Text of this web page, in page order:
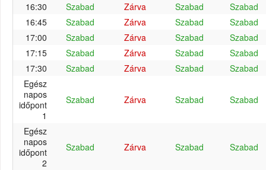
16:30 Szabad Zárva Szabad
Szabad
16:45
Szabad Zárva Szabad
Szabad
17:00
Szabad Zárva Szabad
Szabad
17:15
Szabad Zárva Szabad
Szabad
17:30
Szabad Zárva Szabad
Szabad
Egész
napos
időpont
1
Szabad Zárva Szabad Szabad
Egész
napos
időpont
2
Szabad Zárva Szabad Szabad